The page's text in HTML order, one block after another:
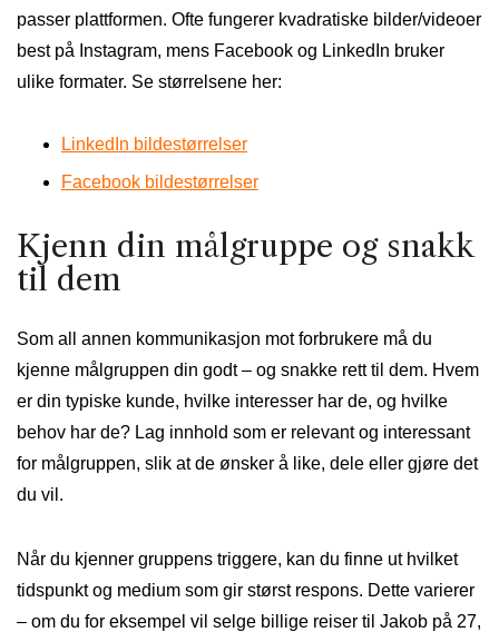
passer plattformen. Ofte fungerer kvadratiske bilder/videoer
best på Instagram, mens Facebook og LinkedIn bruker
ulike formater. Se størrelsene her:
LinkedIn bildestørrelser
Facebook bildestørrelser
Kjenn din målgruppe og snakk
til dem
Som all annen kommunikasjon mot forbrukere må du
kjenne målgruppen din godt – og snakke rett til dem. Hvem
er din typiske kunde, hvilke interesser har de, og hvilke
behov har de? Lag innhold som er relevant og interessant
for målgruppen, slik at de ønsker å like, dele eller gjøre det
du vil.
Når du kjenner gruppens triggere, kan du finne ut hvilket
tidspunkt og medium som gir størst respons. Dette varierer
– om du for eksempel vil selge billige reiser til Jakob på 27,